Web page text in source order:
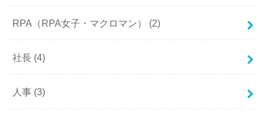
RPA（RPA女子・マクロマン） (2)
社長 (4)
人事 (3)